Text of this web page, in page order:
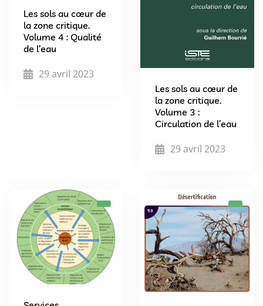
Les sols au cœur de
la zone critique.
Volume 4 : Qualité
de l’eau
29 avril 2023
Les sols au cœur de
la zone critique.
Volume 3 :
Circulation de l’eau
29 avril 2023